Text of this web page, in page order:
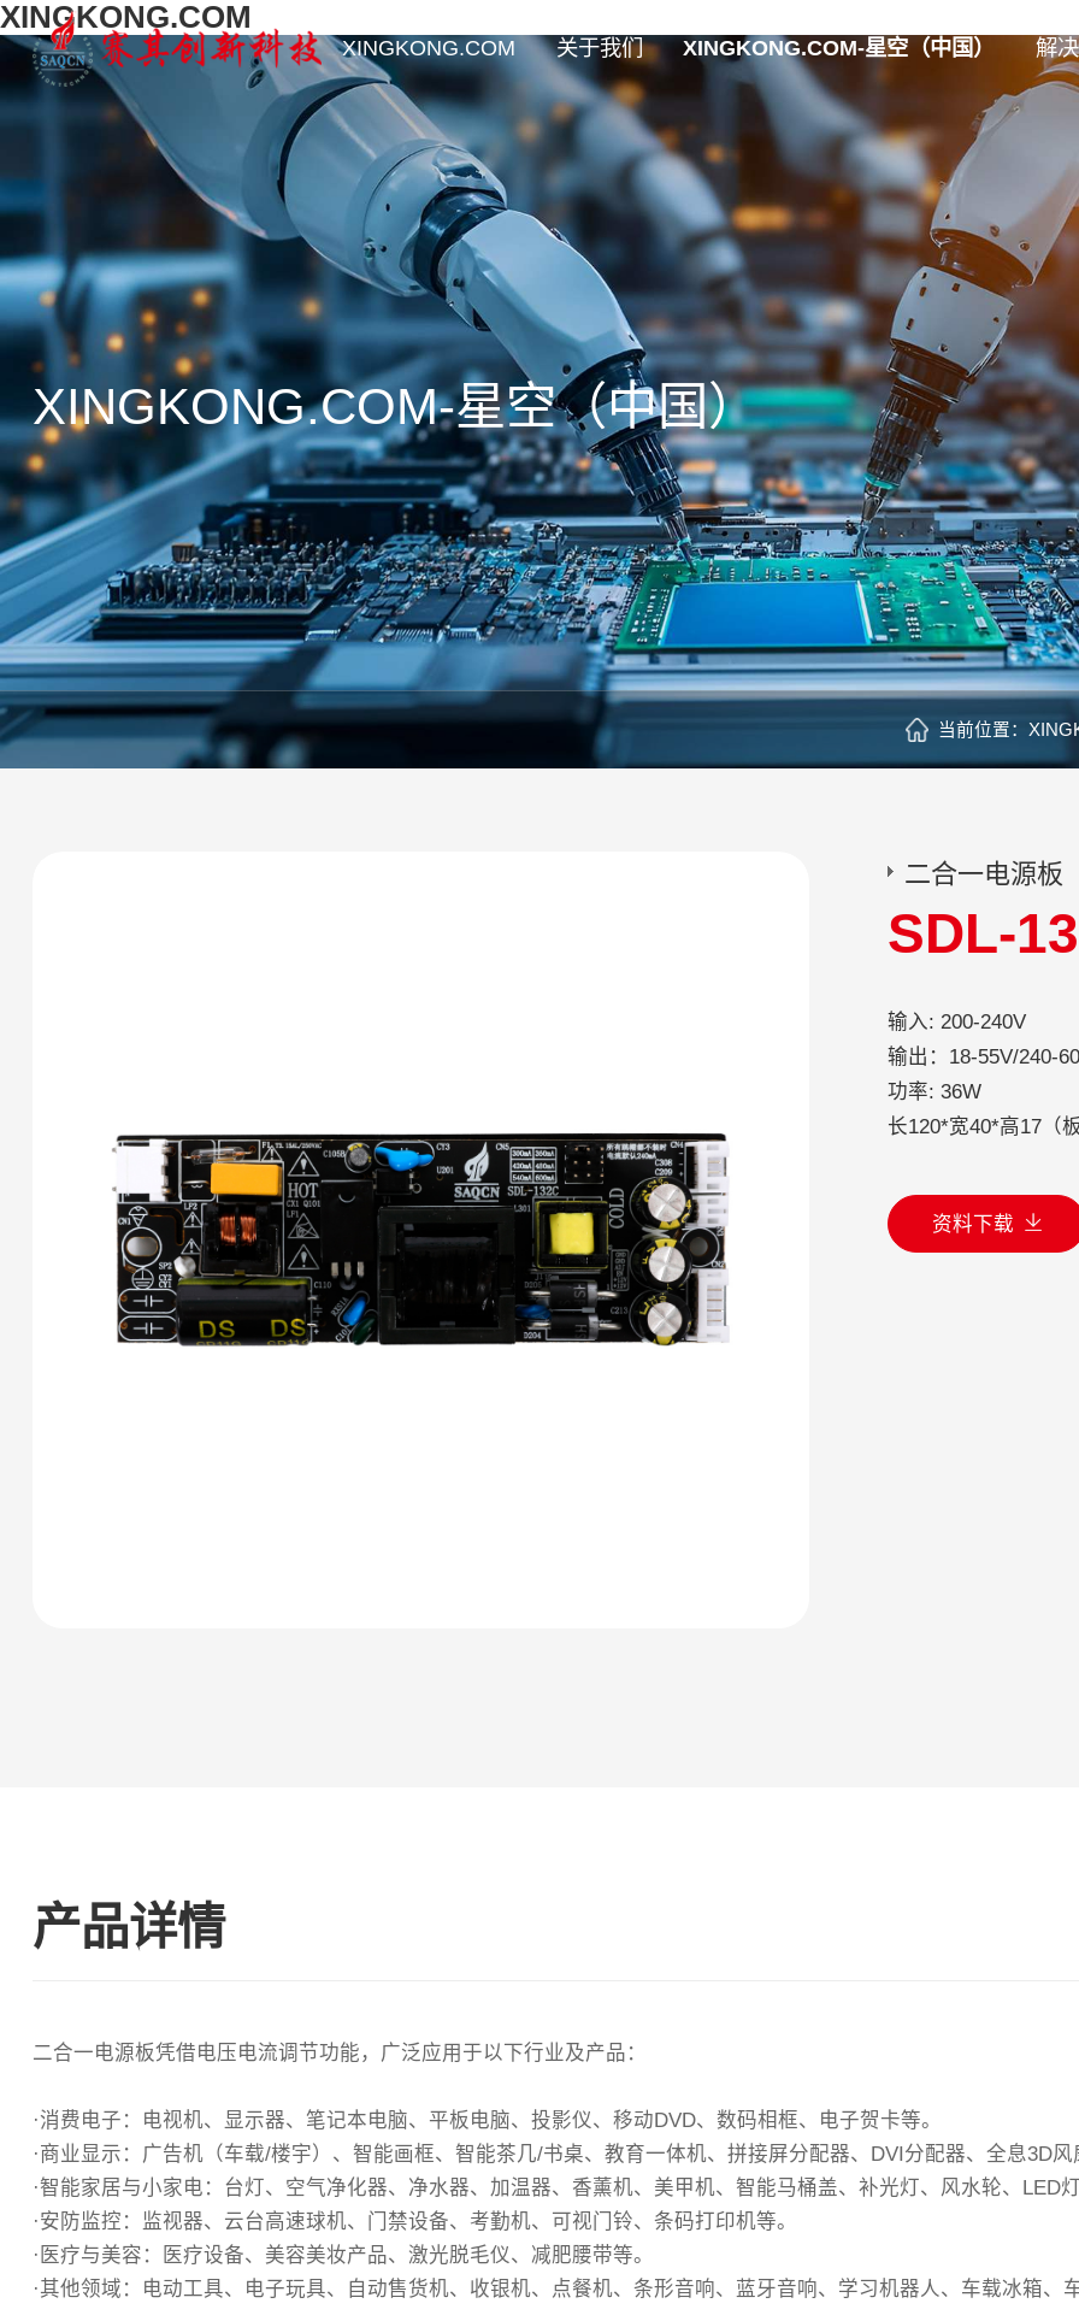
XINGKONG.COM
XINGKONG.COM 关于我们 XINGKONG.COM-星空（中国） 解
XINGKONG.COM-星空（中国）
当前位置：
二合一电源板
SDL-
输入:
输出：18-55V/240-
功率: 36W
长120*宽40*高17（
资料下载
产品详情
二合一电源板凭借电压电流调节功能，广泛应用于以下行业及产品：
·消费电子‌：电视机、显示器、笔记本电脑、平板电脑、投影仪、移动DVD、数码相框、电子贺卡等。
·商业显示‌：广告机（车载/楼宇）、智能画框、智能茶几/书桌、教育一体机、拼接屏分配器、DVI分配器、全息3D风
·智能家居与小家电‌：台灯、空气净化器、净水器、加温器、香薰机、美甲机、智能马桶盖、补光灯、风水轮、LED
‌·安防监控‌：监视器、云台高速球机、门禁设备、考勤机、可视门铃、条码打印机等。
·医疗与美容‌：医疗设备、美容美妆产品、激光脱毛仪、减肥腰带等。
‌·其他领域‌：电动工具、电子玩具、自动售货机、收银机、点餐机、条形音响、蓝牙音响、学习机器人、车载冰箱、